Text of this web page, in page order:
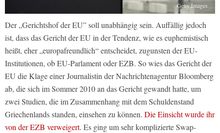
Getty Images
Der „Gerichtshof der EU” soll unabhängig sein. Auffällig jedoch
ist, dass das Gericht der EU in der Tendenz, wie es euphemistisch
heißt, eher „europafreundlich“ entscheidet, zugunsten der EU-
Institutionen, ob EU-Parlament oder EZB. So wies das Gericht der
EU die Klage einer Journalistin der Nachrichtenagentur Bloomberg
ab, die sich im Sommer 2010 an das Gericht gewandt hatte, um
zwei Studien, die im Zusammenhang mit dem Schuldenstand
Griechenlands standen, einsehen zu können. Die Einsicht wurde ihr
von der EZB verweigert. Es ging um sehr komplizierte Swap-